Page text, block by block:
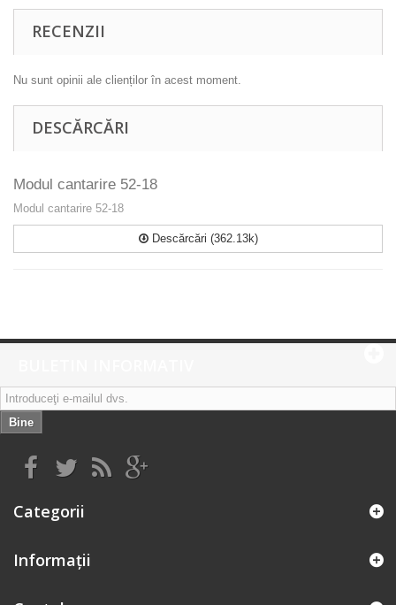
RECENZII
Nu sunt opinii ale clienților în acest moment.
DESCĂRCĂRI
Modul cantarire 52-18
Modul cantarire 52-18
Descărcări (362.13k)
Bine
Categorii
Informaţii